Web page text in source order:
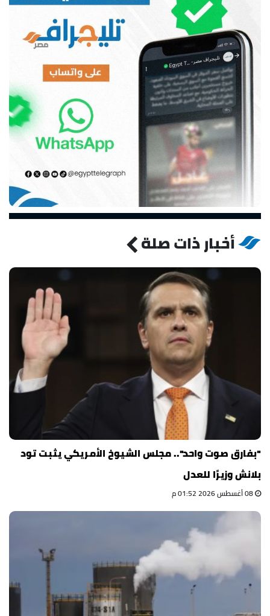
أخبار ذات صلة
"بفارق صوت واحد".. مجلس الشيوخ الأمريكي يثبت تود
بلانش وزيرًا للعدل